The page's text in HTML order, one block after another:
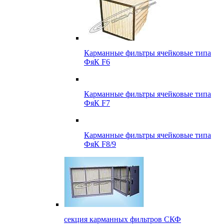
Карманные фильтры ячейковые типа
ФяК F6
Карманные фильтры ячейковые типа
ФяК F7
Карманные фильтры ячейковые типа
ФяК F8/9
секция карманных фильтров СКФ